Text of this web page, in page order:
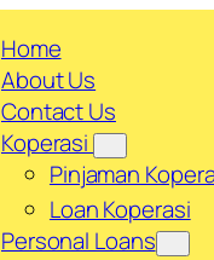
Home
About Us
Contact Us
Koperasi
Pinjaman
Loan Koperasi
Personal Loans